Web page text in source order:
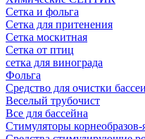
Сетка и фольга
Сетка для притенения
Сетка москитная
Сетка от птиц
сетка для винограда
Фольга
Средство для очистки
Веселый трубочист
Все для бассейна
Стимуляторы корнеобразов-